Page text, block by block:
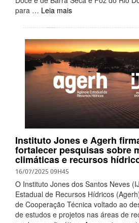
para … Leia mais
Instituto Jones e Agerh
fortalecer pesquisas sobre
climáticas e recursos
16/07/2025 09H45
O Instituto Jones dos Santos Neves
Estadual de Recursos Hídricos
de Cooperação Técnica voltado ao
de estudos e projetos nas áreas de